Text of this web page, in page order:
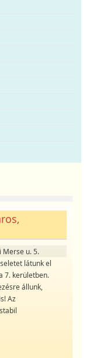
Merse u. 5.
látunk el
7. kerületben.
állunk,
Az